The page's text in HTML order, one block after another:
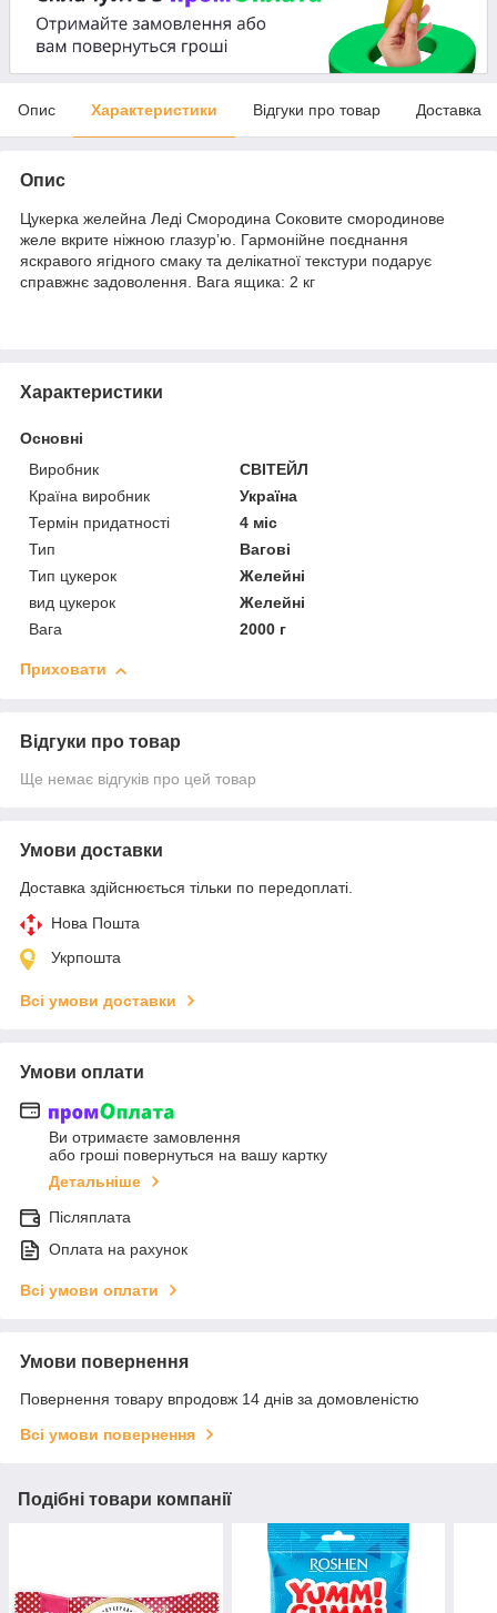
Опис Характеристики Відгуки про товар Доставка
Опис
Цукерка желейна Леді Смородина Соковите смородинове
желе вкрите ніжною глазурʼю. Гармонійне поєднання
яскравого ягідного смаку та делікатної текстури подарує
справжнє задоволення. Вага ящика: 2 кг
Характеристики
Основні
Виробник
СВІТЕЙЛ
Країна виробник
Україна
Термін придатності
4 міс
Тип
Вагові
Тип цукерок
Желейні
вид цукерок
Желейні
Вага
2000 г
Приховати
Відгуки про товар
Ще немає відгуків про цей товар
Умови доставки
Доставка здійснюється тільки по передоплаті.
Нова Пошта
Укрпошта
Всі умови доставки
Умови оплати
Ви отримаєте замовлення
або гроші повернуться на вашу картку
Детальніше
Післяплата
Оплата на рахунок
Всі умови оплати
Умови повернення
Повернення товару впродовж 14 днів за домовленістю
Всі умови повернення
Подібні товари компанії